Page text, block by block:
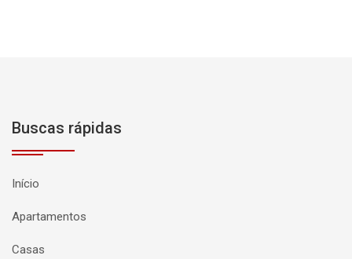
Buscas rápidas
Início
Apartamentos
Casas